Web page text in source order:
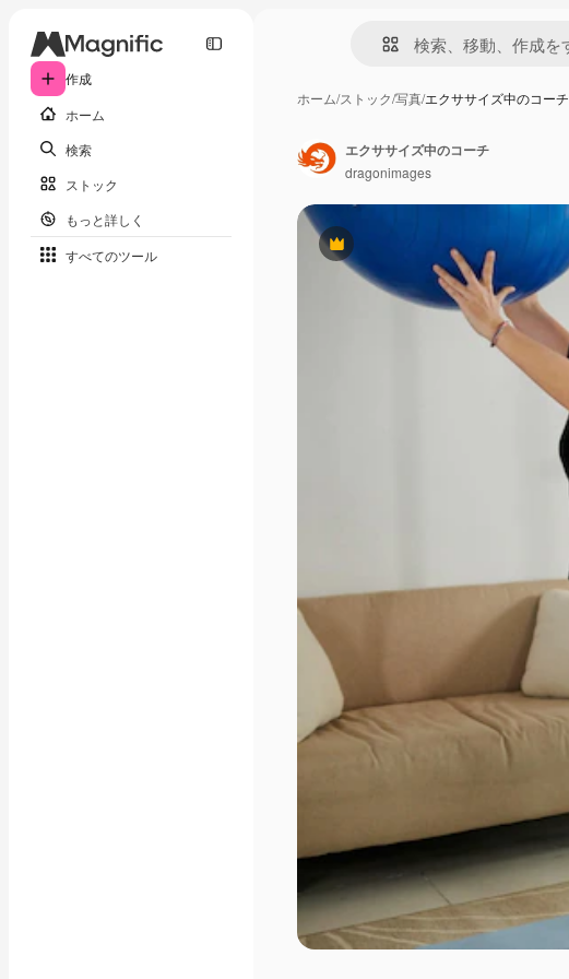
作成
ホーム
検索
ストック
もっと詳しく
すべてのツール
ホーム/ストック/写真/エクササイズ中のコーチ
Premium
エクササイズ中のコーチ
dragonimages